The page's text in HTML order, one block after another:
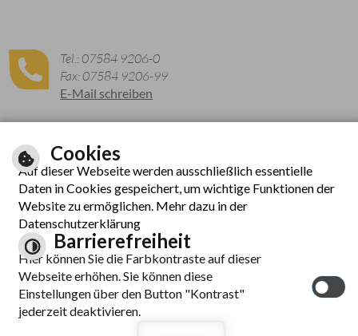
Tel.: 07584 9206-0
Fax: 07584 9206-99
E-Mail schreiben
Zu den aktuellen Öffnungszeiten
© cm city media GmbH
Inhalt| Hilfe |
Barrierefreiheit
Cookies
Auf dieser Webseite werden ausschließlich essentielle
Daten in Cookies gespeichert, um wichtige Funktionen der
Website zu ermöglichen. Mehr dazu in der
Datenschutzerklärung
Barrierefreiheit
Hier können Sie die Farbkontraste auf dieser
Webseite erhöhen. Sie können diese
Einstellungen über den Button "Kontrast"
jederzeit deaktivieren.